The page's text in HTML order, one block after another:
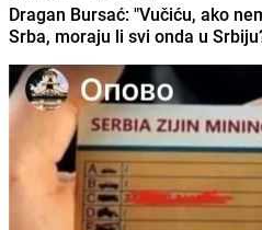
Dragan Bursać: "Vučiću, ako
Srba, moraju li svi onda u